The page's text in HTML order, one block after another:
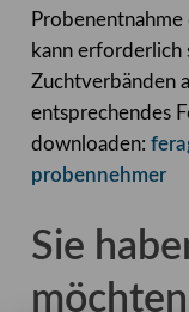
kann erforderlich
Zuchtverbänden
entsprechendes
downloaden:
probennehmer
Sie